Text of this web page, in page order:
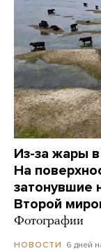
Из-за жары
На
затонувшие
Второй
Фотографии
НОВОСТИ 6 дней